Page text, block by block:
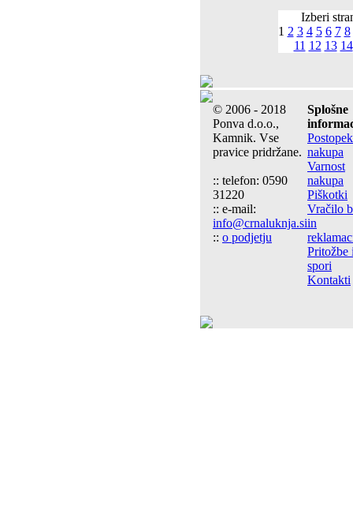
Izberi
1 2 3 4 5 6 7 8
11 12 13 14
© 2006 - 2018
Ponva d.o.o.,
Kamnik. Vse
pravice pridržane.
:: telefon: 0590
31220
:: e-mail:
info@crnaluknja.si
:: o podjetju
Splošne
Postopek
nakupa
Varnost
nakupa
Piškotki
Vračilo
in
Pritožbe
spori
Kontakti